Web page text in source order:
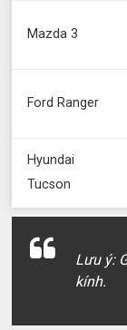
Mazda 3
Ford Ranger
Hyundai
Tucson
Lưu ý:
kính.